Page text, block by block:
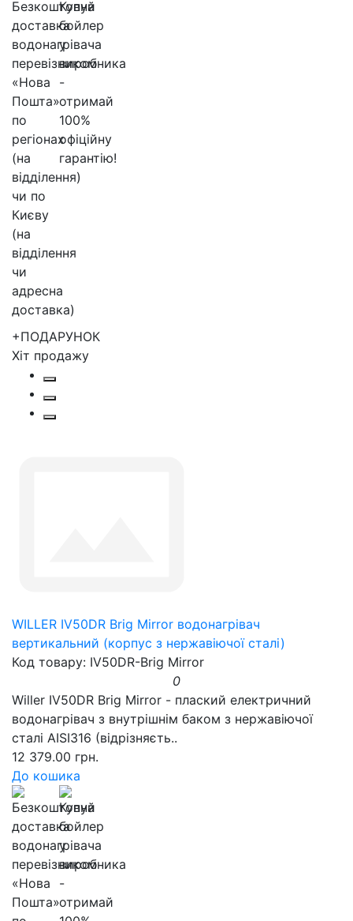
+ПОДАРУНОК
Хіт продажу
WILLER IV50DR Brig Mirror водонагрівач
вертикальний (корпус з нержавіючої сталі)
Код товару: IV50DR-Brig Mirror
0
Willer IV50DR Brig Mirror - плаский електричний
водонагрівач з внутрішнім баком з нержавіючої
сталі AISI316 (відрізняєть..
12 379.00 грн.
До кошика